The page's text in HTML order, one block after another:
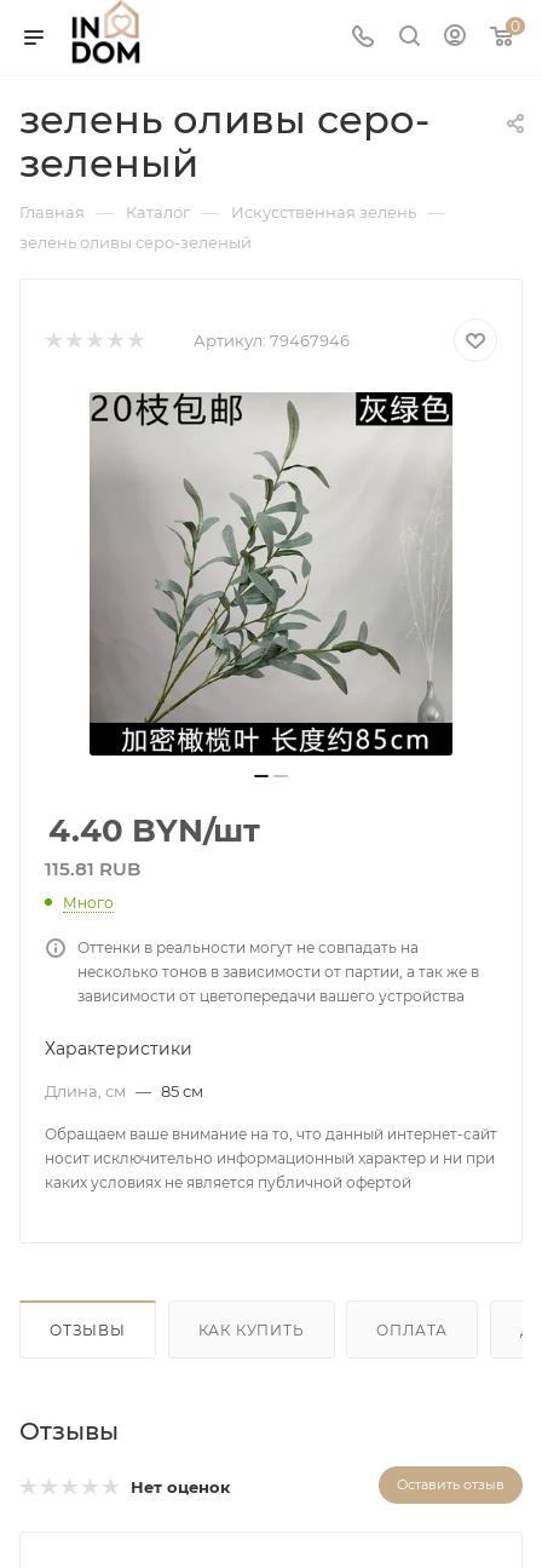
0
зелень оливы серо-
зеленый
Главная — Каталог — Искусственная зелень —
зелень оливы серо-зеленый
Артикул: 79467946
4.40 BYN/шт
115.81 RUB
Много
Оттенки в реальности могут не совпадать на
несколько тонов в зависимости от партии, а так же в
зависимости от цветопередачи вашего устройства
Характеристики
Длина, см — 85 см
Обращаем ваше внимание на то, что данный интернет-сайт
носит исключительно информационный характер и ни при
каких условиях не является публичной офертой
ОТЗЫВЫ КАК КУПИТЬ ОПЛАТА
Отзывы
Нет оценок Оставить отзыв